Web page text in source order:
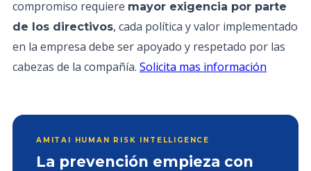
compromiso requiere mayor exigencia por parte
de los directivos, cada política y valor implementado
en la empresa debe ser apoyado y respetado por las
cabezas de la compañía. Solicita mas información
AMITAI HUMAN RISK INTELLIGENCE
La prevención empieza con